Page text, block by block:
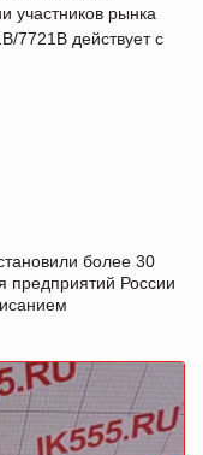
участников рынка
7721B действует с
более 30
предприятий России